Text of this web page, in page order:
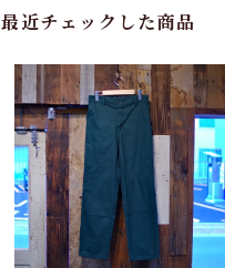
最近チェックした商品